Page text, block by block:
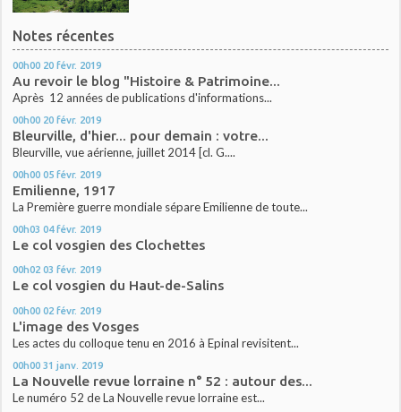
Notes récentes
00h00 20 févr. 2019
Au revoir le blog "Histoire & Patrimoine...
Après 12 années de publications d'informations...
00h00 20 févr. 2019
Bleurville, d'hier... pour demain : votre...
Bleurville, vue aérienne, juillet 2014 [cl. G....
00h00 05 févr. 2019
Emilienne, 1917
La Première guerre mondiale sépare Emilienne de toute...
00h03 04 févr. 2019
Le col vosgien des Clochettes
00h02 03 févr. 2019
Le col vosgien du Haut-de-Salins
00h00 02 févr. 2019
L'image des Vosges
Les actes du colloque tenu en 2016 à Epinal revisitent...
00h00 31 janv. 2019
La Nouvelle revue lorraine n° 52 : autour des...
Le numéro 52 de La Nouvelle revue lorraine est...